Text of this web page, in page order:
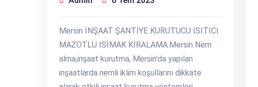
Mersin İNŞAAT ŞANTİYE KURUTUCU ISITICI
MAZOTLU ISIMAK KİRALAMA.Mersin Nem
alma,inşaat kurutma, Mersin'da yapılan
inşaatlarda nemli iklim koşullarını dikkate